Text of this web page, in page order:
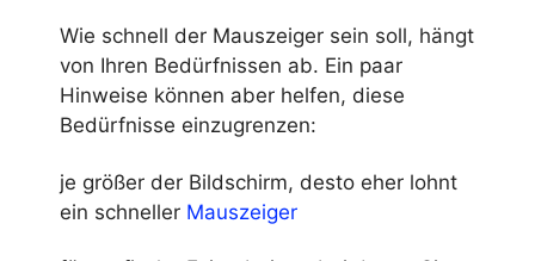
Wie schnell der Mauszeiger sein soll, hängt
von Ihren Bedürfnissen ab. Ein paar
Hinweise können aber helfen, diese
Bedürfnisse einzugrenzen:
je größer der Bildschirm, desto eher lohnt
ein schneller Mauszeiger